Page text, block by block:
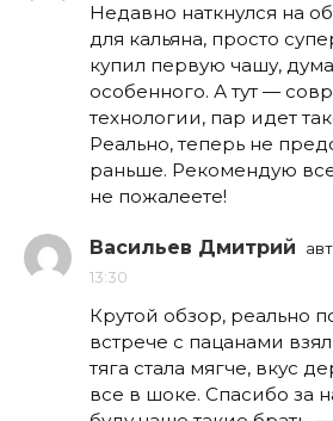
Недавно наткнулся на
для кальяна, просто
купил первую чашу,
особенного. А тут —
технологии, пар идет
Реально, теперь не
раньше. Рекомендую
не пожалеете!
Васильев Дмитрий
13:30
Крутой обзор, реально
встрече с пацанами
тяга стала мягче, вкус
все в шоке. Спасибо за